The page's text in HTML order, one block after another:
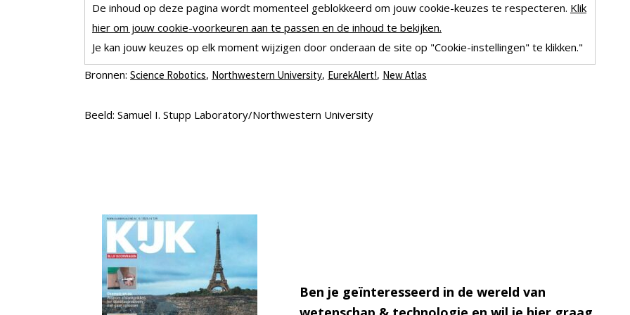
De inhoud op deze pagina wordt momenteel geblokkeerd om jouw cookie-keuzes te respecteren. Klik
hier om jouw cookie-voorkeuren aan te passen en de inhoud te bekijken.
Je kan jouw keuzes op elk moment wijzigen door onderaan de site op "Cookie-instellingen" te klikken."
Bronnen: Science Robotics, Northwestern University, EurekAlert!, New Atlas
Beeld: Samuel I. Stupp Laboratory/Northwestern University
Ben je geïnteresseerd in de wereld van